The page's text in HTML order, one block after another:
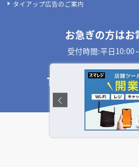
ご利用者様の声
掲載希望のデザイン設計･施工会社様へ
お問い合わせ
運営会社について
ご利用規約
特定商取引法に基づく表記